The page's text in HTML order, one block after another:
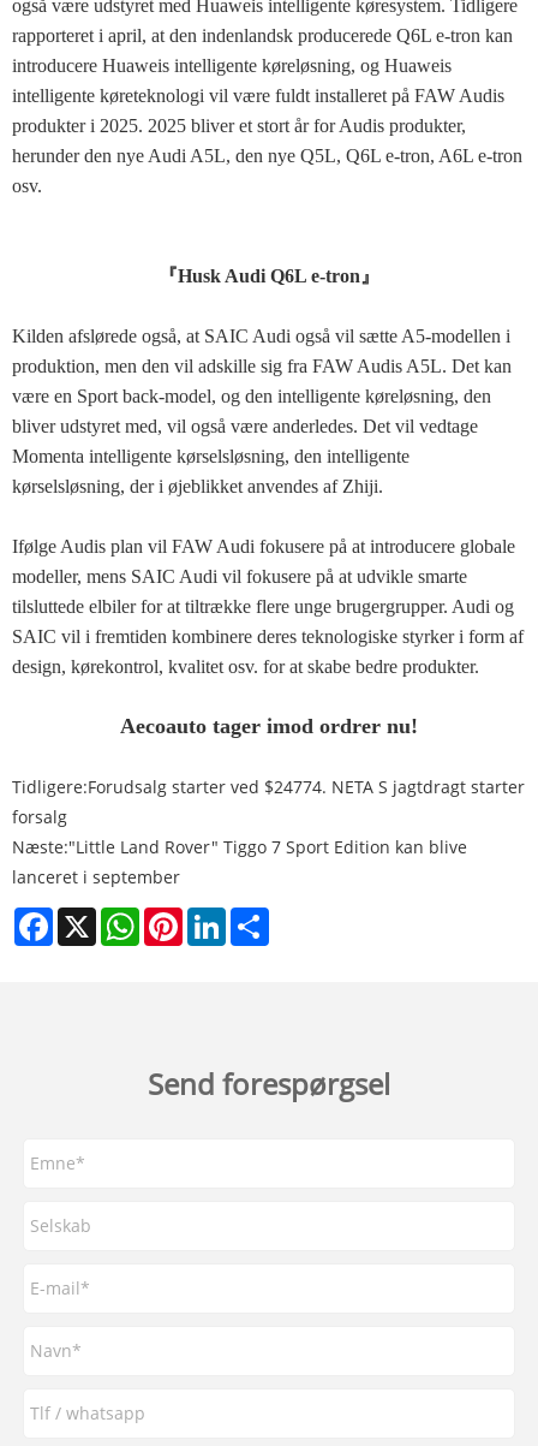
også være udstyret med Huaweis intelligente køresystem. Tidligere
rapporteret i april, at den indenlandsk producerede Q6L e-tron kan
introducere Huaweis intelligente køreløsning, og Huaweis
intelligente køreteknologi vil være fuldt installeret på FAW Audis
produkter i 2025. 2025 bliver et stort år for Audis produkter,
herunder den nye Audi A5L, den nye Q5L, Q6L e-tron, A6L e-tron
osv.
『Husk Audi Q6L e-tron』
Kilden afslørede også, at SAIC Audi også vil sætte A5-modellen i
produktion, men den vil adskille sig fra FAW Audis A5L. Det kan
være en Sport back-model, og den intelligente køreløsning, den
bliver udstyret med, vil også være anderledes. Det vil vedtage
Momenta intelligente kørselsløsning, den intelligente
kørselsløsning, der i øjeblikket anvendes af Zhiji.
Ifølge Audis plan vil FAW Audi fokusere på at introducere globale
modeller, mens SAIC Audi vil fokusere på at udvikle smarte
tilsluttede elbiler for at tiltrække flere unge brugergrupper. Audi og
SAIC vil i fremtiden kombinere deres teknologiske styrker i form af
design, kørekontrol, kvalitet osv. for at skabe bedre produkter.
Aecoauto tager imod ordrer nu!
Tidligere:Forudsalg starter ved $24774. NETA S jagtdragt starter
forsalg
Næste:"Little Land Rover" Tiggo 7 Sport Edition kan blive
lanceret i september
Facebook
X WhatsAppPinterestLinkedIn
Send forespørgsel